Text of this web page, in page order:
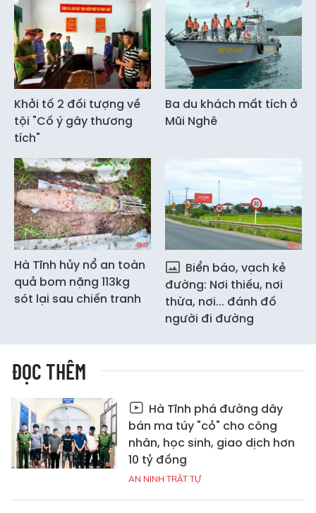
Khởi tố 2 đối tượng về
tội "Cố ý gây thương
tích"
Ba du khách mất tích ở
Mũi Nghê
Hà Tĩnh hủy nổ an toàn
quả bom nặng 113kg
sót lại sau chiến tranh
Biển báo, vạch kẻ
đường: Nơi thiếu, nơi
thừa, nơi... đánh đố
người đi đường
ĐỌC THÊM
Hà Tĩnh phá đường dây
bán ma túy "cỏ" cho công
nhân, học sinh, giao dịch hơn
10 tỷ đồng
AN NINH TRẬT TỰ